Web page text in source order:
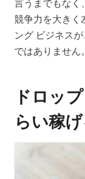
言うまでもなく
競争力を大きく
ング ビジネス
ではありません。
ドロッ
らい稼